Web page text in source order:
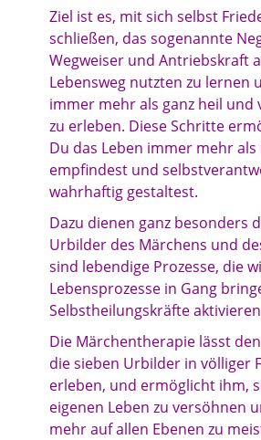
Ziel ist es, mit sich selbst
schließen, das sogenannte
Wegweiser und Antriebskraft
Lebensweg nutzten zu lernen
immer mehr als ganz heil und
zu erleben. Diese Schritte
Du das Leben immer mehr
empfindest und
wahrhaftig gestaltest.
Dazu dienen ganz besonders
Urbilder des Märchens und
sind lebendige Prozesse, die
Lebensprozesse in Gang
Selbstheilungskräfte
Die Märchentherapie lässt
die sieben Urbilder in völliger
erleben, und ermöglicht ihm,
eigenen Leben zu versöhnen
mehr auf allen Ebenen zu